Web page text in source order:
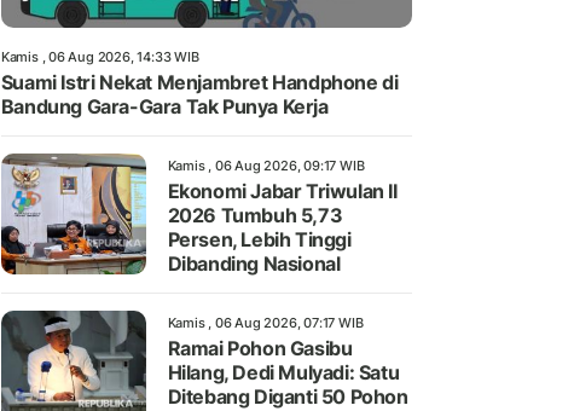
Kamis , 06 Aug 2026, 14:33 WIB
Suami Istri Nekat Menjambret Handphone di
Bandung Gara-Gara Tak Punya Kerja
Kamis , 06 Aug 2026, 09:17 WIB
Ekonomi Jabar Triwulan II
2026 Tumbuh 5,73
Persen, Lebih Tinggi
Dibanding Nasional
Kamis , 06 Aug 2026, 07:17 WIB
Ramai Pohon Gasibu
Hilang, Dedi Mulyadi: Satu
Ditebang Diganti 50 Pohon